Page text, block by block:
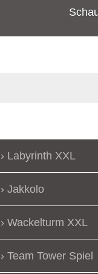
Labyrinth XXL
Jakkolo
Wackelturm XXL
Team Tower Spiel